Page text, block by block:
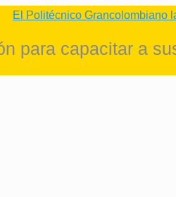
Grancolombiano lanza
para capacitar a